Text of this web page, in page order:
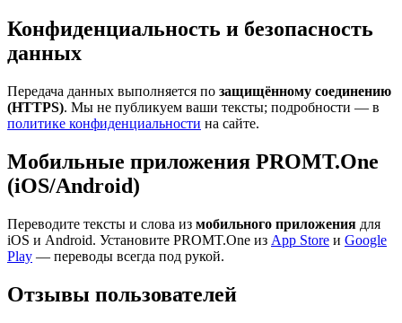
Конфиденциальность и безопасность
данных
Передача данных выполняется по защищённому соединению
(HTTPS). Мы не публикуем ваши тексты; подробности — в
политике конфиденциальности на сайте.
Мобильные приложения PROMT.One
(iOS/Android)
Переводите тексты и слова из мобильного приложения для
iOS и Android. Установите PROMT.One из App Store и Google
Play — переводы всегда под рукой.
Отзывы пользователей